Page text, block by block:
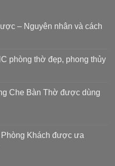
– Nguyên nhân và cách
phòng thờ đẹp, phong thủy
Che Bàn Thờ được dùng
Khách được ưa